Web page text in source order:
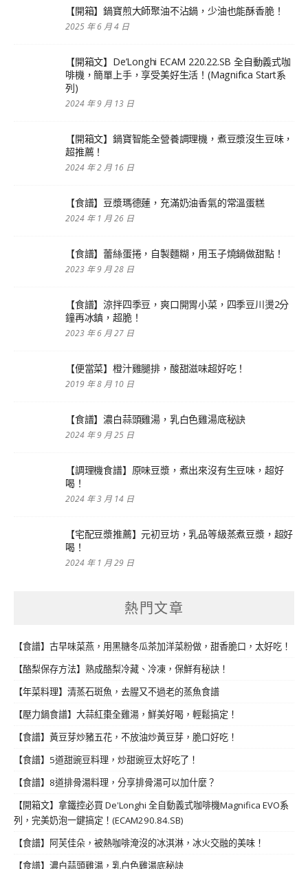
【開箱】鍋寶煎大師聚油不沾鍋，少油也能酥香脆！
2025 年 6 月 4 日
【開箱文】De’Longhi ECAM 220.22.SB 全自動義式咖
啡機，簡單上手，享受美好生活！(Magnifica Start系
列)
2024 年 9 月 13 日
【開箱文】鍋寶智能全營養調理機，煮豆漿沒生豆味，
超推薦！
2024 年 2 月 16 日
【食譜】豆漿瑪德蓮，充滿奶油香氣的常溫蛋糕
2024 年 1 月 26 日
【食譜】蕾絲蛋捲，自製麵糊，用玉子燒鍋做甜點！
2023 年 9 月 28 日
【食譜】涼拌四季豆，爽口開胃小菜，四季豆川燙2分
鐘再冰鎮，超脆！
2023 年 6 月 27 日
【便當菜】橙汁雞腿排，酸甜滋味超好吃！
2019 年 8 月 10 日
【食譜】濃白蒜頭雞湯，乳白色雞湯底秘訣
2024 年 9 月 25 日
【調理機食譜】原味豆漿，煮出來沒有生豆味，超好
喝！
2024 年 3 月 14 日
【宅配豆漿推薦】元初豆坊，乳品等級蒸煮豆漿，超好
喝！
2024 年 1 月 29 日
熱門文章
【食譜】古早味菜燕，用黑糖冬瓜茶加洋菜粉做，甜香脆口，太好吃！
【酪梨保存方法】熟成酪梨冷藏、冷凍，保鮮有秘訣！
【年菜料理】清蒸石斑魚，去腥又不過老的蒸魚食譜
【壓力鍋食譜】大蒜紅棗全雞湯，鮮美好喝，輕鬆搞定！
【食譜】黃豆芽炒豬五花，不放油炒黃豆芽，脆口好吃！
【食譜】5道甜豌豆料理，炒甜豌豆太好吃了！
【食譜】8道排骨湯料理，分享排骨湯可以加什麼？
【開箱文】拿鐵控必買 De'Longhi 全自動義式咖啡機Magnifica EVO系
列，完美奶泡一鍵搞定！(ECAM290.84.SB)
【食譜】阿芙佳朵，被熱咖啡淹沒的冰淇淋，冰火交融的美味！
【食譜】濃白蒜頭雞湯，乳白色雞湯底秘訣